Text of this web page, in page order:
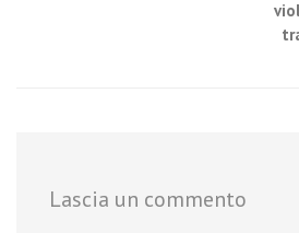
Lascia un commento